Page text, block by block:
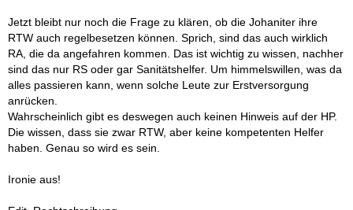
Jetzt bleibt nur noch die Frage zu klären, ob die Johaniter ihre
RTW auch regelbesetzen können. Sprich, sind das auch wirklich
RA, die da angefahren kommen. Das ist wichtig zu wissen, nachher
sind das nur RS oder gar Sanitätshelfer. Um himmelswillen, was da
alles passieren kann, wenn solche Leute zur Erstversorgung
anrücken.
Wahrscheinlich gibt es deswegen auch keinen Hinweis auf der HP.
Die wissen, dass sie zwar RTW, aber keine kompetenten Helfer
haben. Genau so wird es sein.
Ironie aus!